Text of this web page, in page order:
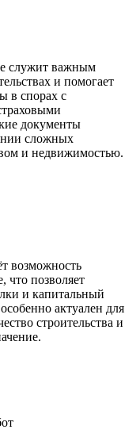
служит важным
и помогает
в спорах с
документы
сложных
и недвижимостью.
возможность
что позволяет
и капитальный
актуален для
строительства и